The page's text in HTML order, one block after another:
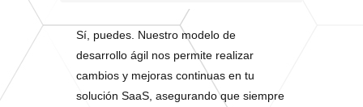
Sí, puedes. Nuestro modelo de
desarrollo ágil nos permite realizar
cambios y mejoras continuas en tu
solución SaaS, asegurando que siempre